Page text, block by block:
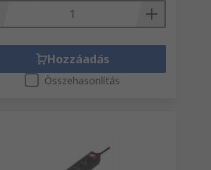
Hozzáadás
Összehasonlítás